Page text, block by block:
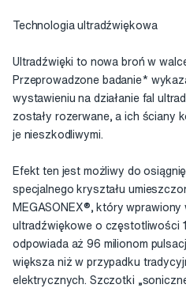
Technologia ultradźwiękowa
Ultradźwięki to nowa broń w
Przeprowadzone badanie*
wystawieniu na działanie fal
zostały rozerwane, a ich ściany
je nieszkodliwymi.
Efekt ten jest możliwy do
specjalnego kryształu
MEGASONEX®, który
ultradźwiękowe o częstotliwości
odpowiada aż 96 milionom
większa niż w przypadku
elektrycznych. Szczotki